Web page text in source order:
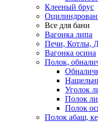
Клееный брус
Все для бани
Вагонка липа
Печи, Котлы,
Вагонка осина
Полок,
Уголок
Полок
Полок
Полок абаш,